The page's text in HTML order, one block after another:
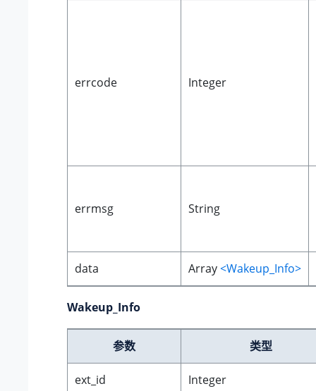
errcode Integer
errmsg String
data Array<Wakeup_Info>
Wakeup_Info
参数 类型
ext_id Integer